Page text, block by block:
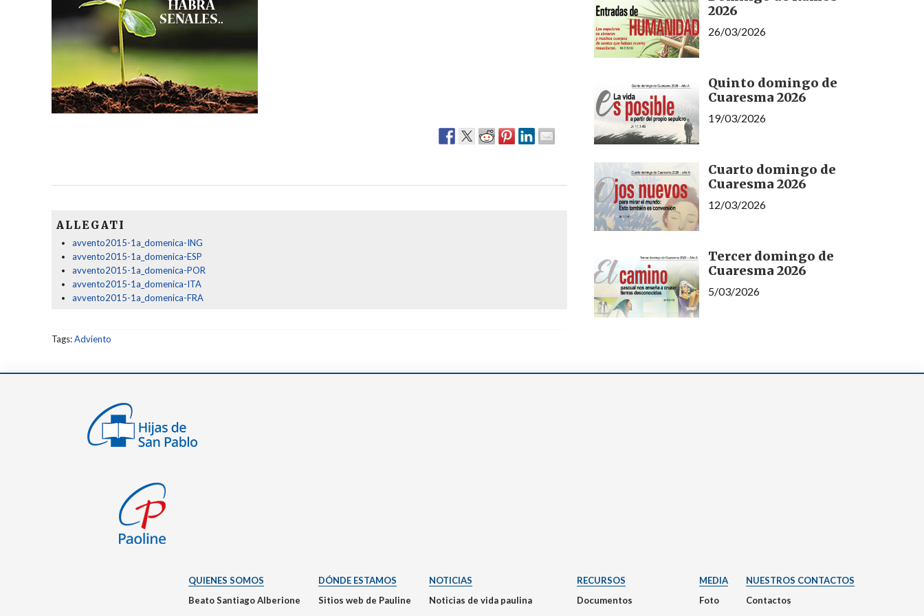
ALLEGATI
avvento2015-1a_domenica-ING
avvento2015-1a_domenica-ESP
avvento2015-1a_domenica-POR
avvento2015-1a_domenica-ITA
avvento2015-1a_domenica-FRA
Tags:Adviento
2026
26/03/2026
Quinto domingo de
Cuaresma 2026
19/03/2026
Cuarto domingo de
Cuaresma 2026
12/03/2026
Tercer domingo de
Cuaresma 2026
5/03/2026
QUIENES SOMOS
Beato Santiago Alberione
DÓNDE ESTAMOS
Sitios web de Pauline
NOTICIAS
Noticias de vida paulina
RECURSOS
Documentos
MEDIA
Foto
NUESTROS CONTACTOS
Contactos